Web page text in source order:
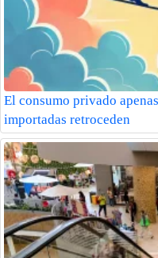
El consumo privado
importadas retroceden